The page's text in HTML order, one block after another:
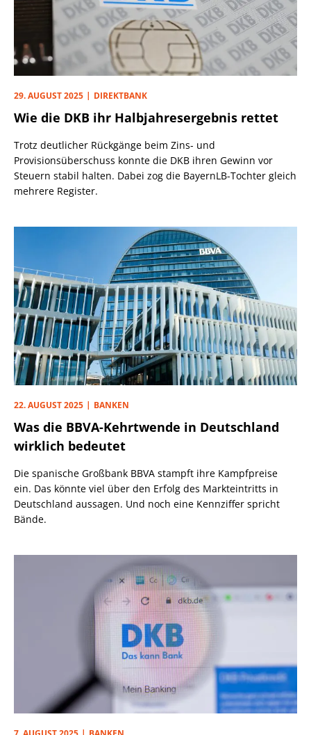
29. AUGUST 2025 DIREKTBANK
Wie die DKB ihr Halbjahresergebnis rettet
Trotz deutlicher Rückgänge beim Zins- und
Provisionsüberschuss konnte die DKB ihren Gewinn vor
Steuern stabil halten. Dabei zog die BayernLB-Tochter gleich
mehrere Register.
22. AUGUST 2025 BANKEN
Was die BBVA-Kehrtwende in Deutschland
wirklich bedeutet
Die spanische Großbank BBVA stampft ihre Kampfpreise
ein. Das könnte viel über den Erfolg des Markteintritts in
Deutschland aussagen. Und noch eine Kennziffer spricht
Bände.